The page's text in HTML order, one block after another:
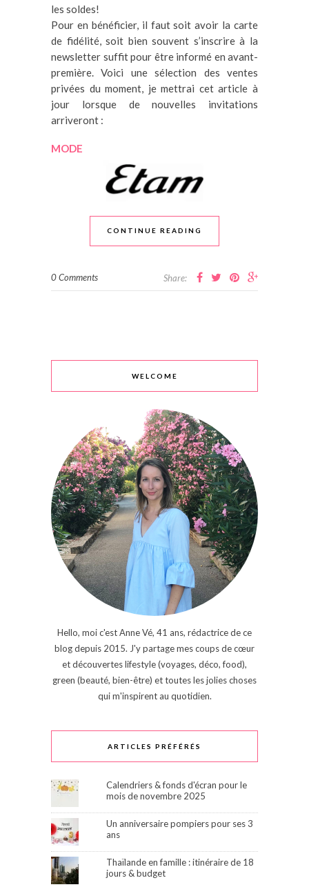
les soldes!
Pour en bénéficier, il faut soit avoir la carte
de fidélité, soit bien souvent s’inscrire à la
newsletter suffit pour être informé en avant-
première. Voici une sélection des ventes
privées du moment, je mettrai cet article à
jour lorsque de nouvelles invitations
arriveront :
MODE
CONTINUE READING
0 Comments Share:
WELCOME
Hello, moi c'est Anne Vé, 41 ans, rédactrice de ce
blog depuis 2015. J'y partage mes coups de cœur
et découvertes lifestyle (voyages, déco, food),
green (beauté, bien-être) et toutes les jolies choses
qui m'inspirent au quotidien.
ARTICLES PRÉFÉRÉS
Calendriers & fonds d'écran pour le
mois de novembre 2025
Un anniversaire pompiers pour ses 3
ans
Thaïlande en famille : itinéraire de 18
jours & budget